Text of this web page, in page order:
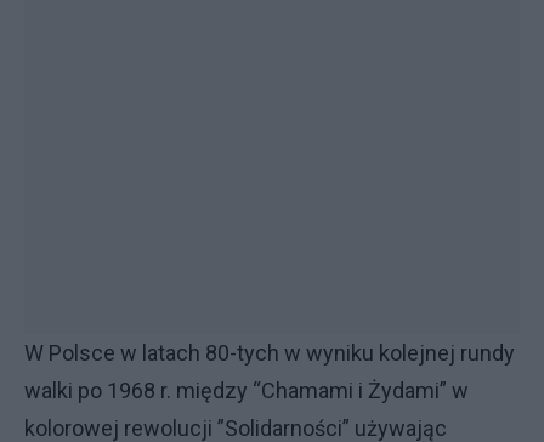
W Polsce w latach 80-tych w wyniku kolejnej rundy
walki po 1968 r. między “Chamami i Żydami” w
kolorowej rewolucji ”Solidarności” używając